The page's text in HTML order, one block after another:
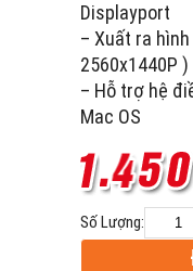
Displayport
– Xuất ra
2560x1440P )
– Hỗ trợ hệ
Mac OS
Số Lượng: